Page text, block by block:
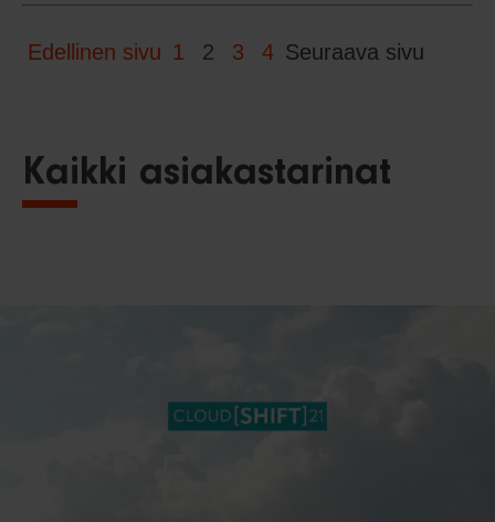
Edellinen sivu 1 2 3 4 Seuraava sivu
Kaikki asiakastarinat